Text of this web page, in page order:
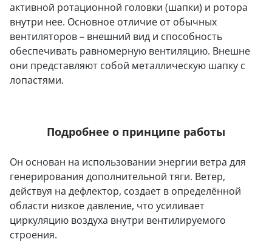
активной ротационной головки (шапки) и ротора
внутри нее. Основное отличие от обычных
вентиляторов – внешний вид и способность
обеспечивать равномерную вентиляцию. Внешне
они представляют собой металлическую шапку с
лопастями.
Подробнее о принципе работы
Он основан на использовании энергии ветра для
генерирования дополнительной тяги. Ветер,
действуя на дефлектор, создает в определённой
области низкое давление, что усиливает
циркуляцию воздуха внутри вентилируемого
строения.